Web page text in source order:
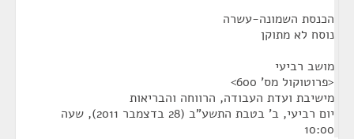
הכנסת השמונה-עשרה
נוסח לא מתוקן
מושב רביעי
<פרוטוקול מס' 600>
מישיבת ועדת העבודה, הרווחה והבריאות
יום רביעי, ב' בטבת התשע"ב (28 בדצמבר 2011), שעה
10:00